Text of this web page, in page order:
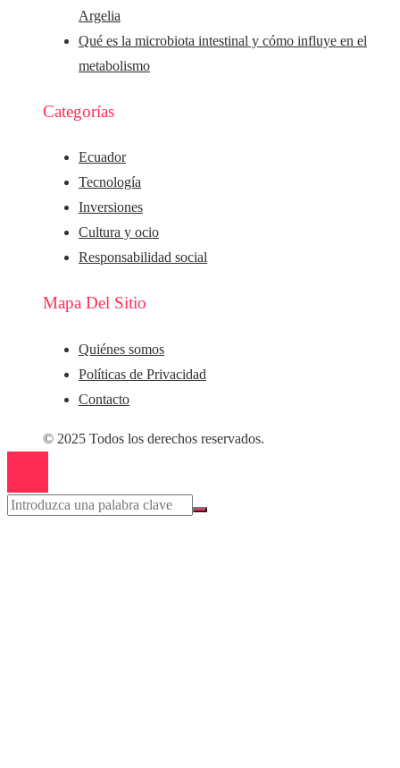
Argelia
Qué es la microbiota intestinal y cómo influye en el
metabolismo
Categorías
Ecuador
Tecnología
Inversiones
Cultura y ocio
Responsabilidad social
Mapa Del Sitio
Quiénes somos
Políticas de Privacidad
Contacto
© 2025 Todos los derechos reservados.